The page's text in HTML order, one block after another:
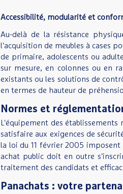
Accessibilité, modularité et
Au-delà de la résistance
l'acquisition de meubles à cases
de primaire, adolescents ou
sur mesure, en colonnes ou en
existants ou les solutions de
en termes de hauteur de
Normes et
L'équipement des
satisfaire aux exigences de
la loi du 11 février 2005
achat public doit en outre
traitement des candidats et
Panachats : votre